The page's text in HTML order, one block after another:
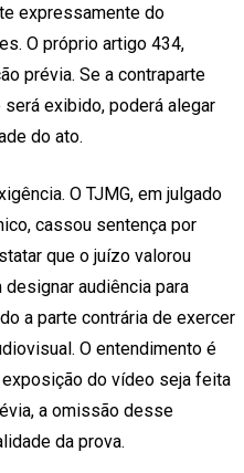
expressamente do
O próprio artigo 434,
prévia. Se a contraparte
exibido, poderá alegar
do ato.
O TJMG, em julgado
cassou sentença por
que o juízo valorou
audiência para
a parte contrária de exercer
O entendimento é
do vídeo seja feita
a omissão desse
da prova.